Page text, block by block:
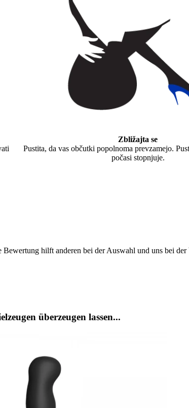
Zbližajta se
Pustita, da vas občutki popolnoma prevzamejo.
počasi stopnjuje.
hilft anderen bei der Auswahl und uns bei der
überzeugen lassen...